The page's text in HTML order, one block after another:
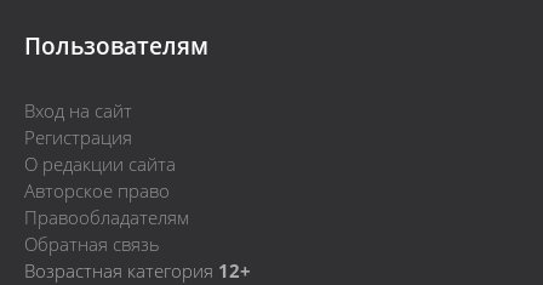
Пользователям
Вход на сайт
Регистрация
О редакции сайта
Авторское право
Правообладателям
Обратная связь
Возрастная категория 12+